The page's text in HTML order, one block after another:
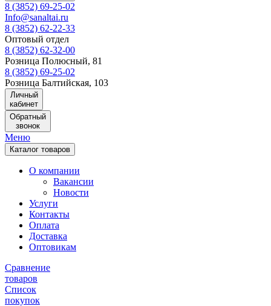
8 (3852) 69-25-02
Info@sanaltai.ru
8 (3852) 62-22-33
Оптовый отдел
8 (3852) 62-32-00
Розница Полюсный, 81
8 (3852) 69-25-02
Розница Балтийская, 103
Личный
кабинет
Обратный
звонок
Меню
Каталог товаров
О компании
Вакансии
Новости
Услуги
Контакты
Оплата
Доставка
Оптовикам
Сравнение
товаров
Список
покупок